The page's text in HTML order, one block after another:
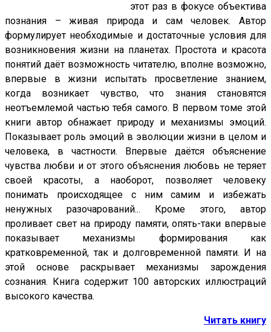
этот раз в фокусе объектива
познания – живая природа и сам человек. Автор
формулирует необходимые и достаточные условия для
возникновения жизни на планетах. Простота и красота
понятий даёт возможность читателю, вполне возможно,
впервые в жизни испытать просветление знанием,
когда возникает чувство, что знания становятся
неотъемлемой частью тебя самого. В первом томе этой
книги автор обнажает природу и механизмы эмоций.
Показывает роль эмоций в эволюции жизни в целом и
человека, в частности. Впервые даётся объяснение
чувства любви и от этого объяснения любовь не теряет
своей красоты, а наоборот, позволяет человеку
понимать происходящее с ним самим и избежать
ненужных разочарований... Кроме этого, автор
проливает свет на природу памяти, опять-таки впервые
показывает механизмы формирования как
кратковременной, так и долговременной памяти. И на
этой основе раскрывает механизмы зарождения
сознания. Книга содержит 100 авторских иллюстраций
высокого качества.
Читать книгу